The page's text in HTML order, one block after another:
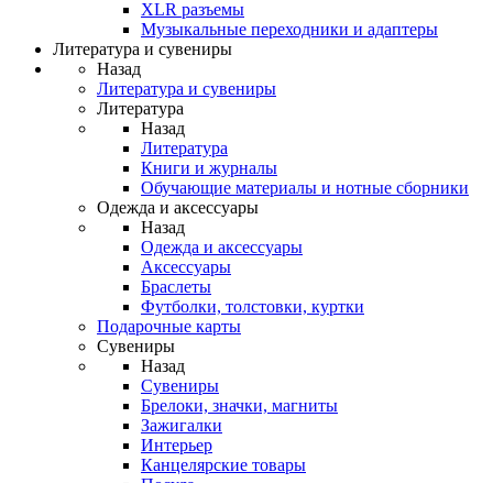
XLR разъемы
Музыкальные переходники и адаптеры
Литература и сувениры
Назад
Литература и сувениры
Литература
Назад
Литература
Книги и журналы
Обучающие материалы и нотные сборники
Одежда и аксессуары
Назад
Одежда и аксессуары
Аксессуары
Браслеты
Футболки, толстовки, куртки
Подарочные карты
Сувениры
Назад
Сувениры
Брелоки, значки, магниты
Зажигалки
Интерьер
Канцелярские товары